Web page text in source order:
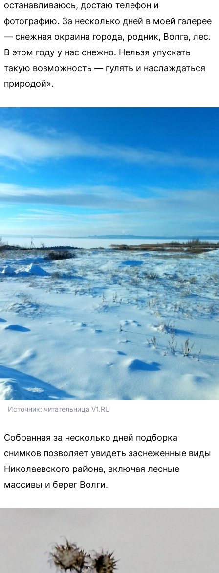
останавливаюсь, достаю телефон и
фотографию. За несколько дней в моей галерее
— снежная окраина города, родник, Волга, лес.
В этом году у нас снежно. Нельзя упускать
такую возможность — гулять и наслаждаться
природой».
Источник: читательница V1.RU
Собранная за несколько дней подборка
снимков позволяет увидеть заснеженные виды
Николаевского района, включая лесные
массивы и берег Волги.